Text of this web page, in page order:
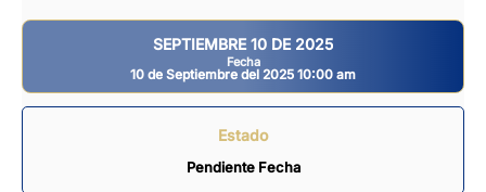
SEPTIEMBRE 10 DE 2025
Fecha
10 de Septiembre del 2025 10:00 am
Estado
Pendiente Fecha